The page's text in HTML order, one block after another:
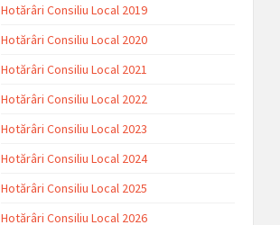
Hotărâri Consiliu Local 2019
Hotărâri Consiliu Local 2020
Hotărâri Consiliu Local 2021
Hotărâri Consiliu Local 2022
Hotărâri Consiliu Local 2023
Hotărâri Consiliu Local 2024
Hotărâri Consiliu Local 2025
Hotărâri Consiliu Local 2026